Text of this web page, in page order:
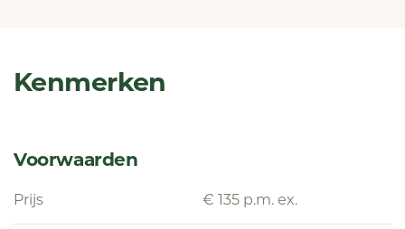
Kenmerken
Voorwaarden
Prijs € 135 p.m. ex.